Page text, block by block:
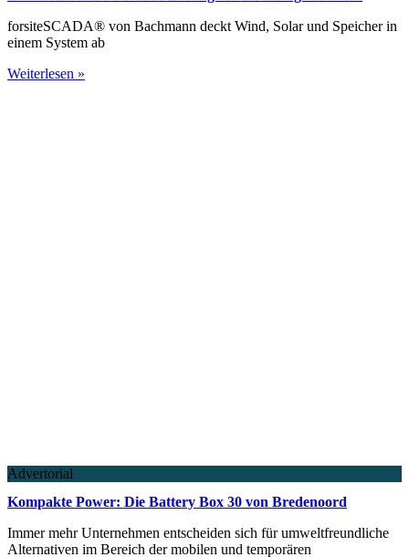
forsiteSCADA® von Bachmann deckt Wind, Solar und Speicher in
einem System ab
Weiterlesen »
Advertorial
Kompakte Power: Die Battery Box 30 von Bredenoord
Immer mehr Unternehmen entscheiden sich für umweltfreundliche
Alternativen im Bereich der mobilen und temporären